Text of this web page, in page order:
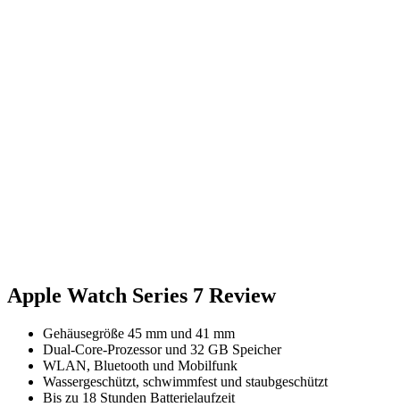
Apple Watch Series 7 Review
Gehäusegröße 45 mm und 41 mm
Dual-Core-Prozessor und 32 GB Speicher
WLAN, Bluetooth und Mobilfunk
Wassergeschützt, schwimmfest und staubgeschützt
Bis zu 18 Stunden Batterielaufzeit